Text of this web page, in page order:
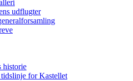
udflugter
historie
for Kastellet